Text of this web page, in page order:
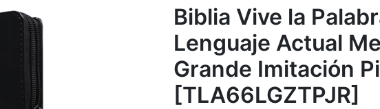
Biblia Vive la
Lenguaje Actual
Grande Imitación
[TLA66LGZTPJR]